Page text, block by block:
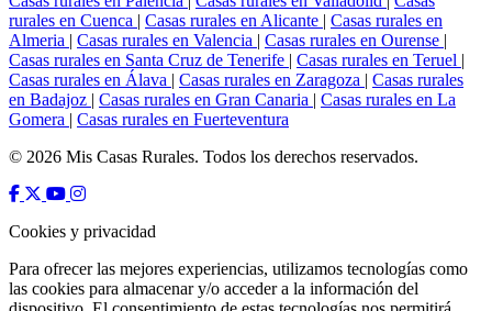
rurales en Cuenca | Casas rurales en Alicante | Casas rurales en
Almeria | Casas rurales en Valencia | Casas rurales en Ourense |
Casas rurales en Santa Cruz de Tenerife | Casas rurales en Teruel |
Casas rurales en Álava | Casas rurales en Zaragoza | Casas rurales
en Badajoz | Casas rurales en Gran Canaria | Casas rurales en La
Gomera | Casas rurales en Fuerteventura
© 2026 Mis Casas Rurales. Todos los derechos reservados.
Cookies y privacidad
Para ofrecer las mejores experiencias, utilizamos tecnologías como
las cookies para almacenar y/o acceder a la información del